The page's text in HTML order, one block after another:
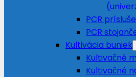
PCR
PCR
Kultivácia buniek
Kultivačné
Kultivačné